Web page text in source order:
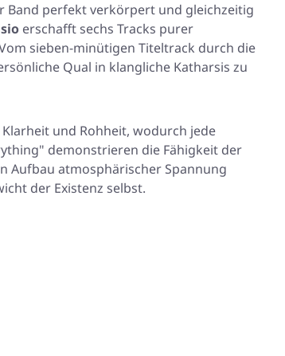
Band perfekt verkörpert und gleichzeitig
erschafft sechs Tracks purer
sieben-minütigen Titeltrack durch die
Qual in klangliche Katharsis zu
und Rohheit, wodurch jede
demonstrieren die Fähigkeit der
Aufbau atmosphärischer Spannung
der Existenz selbst.